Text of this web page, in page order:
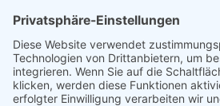
Hinweis an unsere Leser: Wir erstellen
Informationsseiten. Die
links zu Amazon, in diesem
von Partnern eine Provision, sofern
kommt. Für Sie ändert sich dadurch